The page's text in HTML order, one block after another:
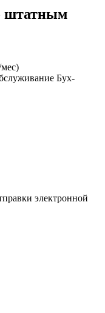
штатным
Бух-
электронной